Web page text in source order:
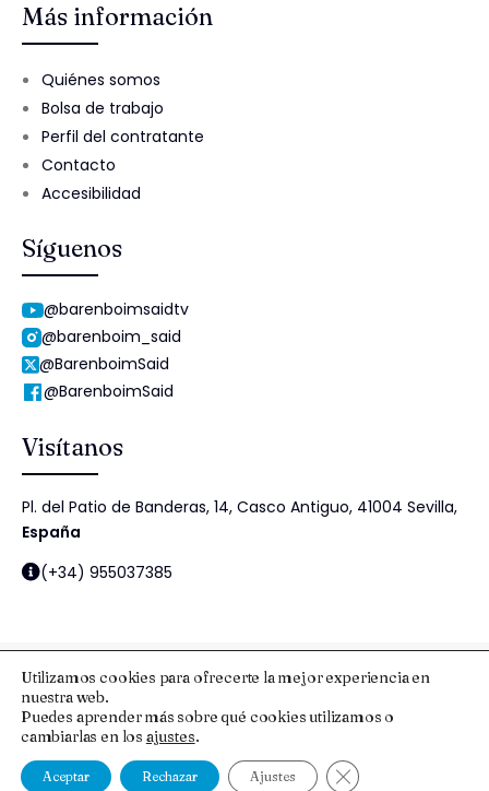
Más información
Quiénes somos
Bolsa de trabajo
Perfil del contratante
Contacto
Accesibilidad
Síguenos
@barenboimsaidtv
@barenboim_said
@BarenboimSaid
@BarenboimSaid
Visítanos
Pl. del Patio de Banderas, 14, Casco Antiguo, 41004 Sevilla,
España
(+34) 955037385
© 2025 Fundación Barenboim-Said
Aviso Legal y Protección de Datos
Política de cookiesPolítica de Seguridad de la Información
Utilizamos cookies para ofrecerte la mejor experiencia en
nuestra web.
Puedes aprender más sobre qué cookies utilizamos o
cambiarlas en los ajustes.
Aceptar Rechazar Ajustes Cerrar el banner de